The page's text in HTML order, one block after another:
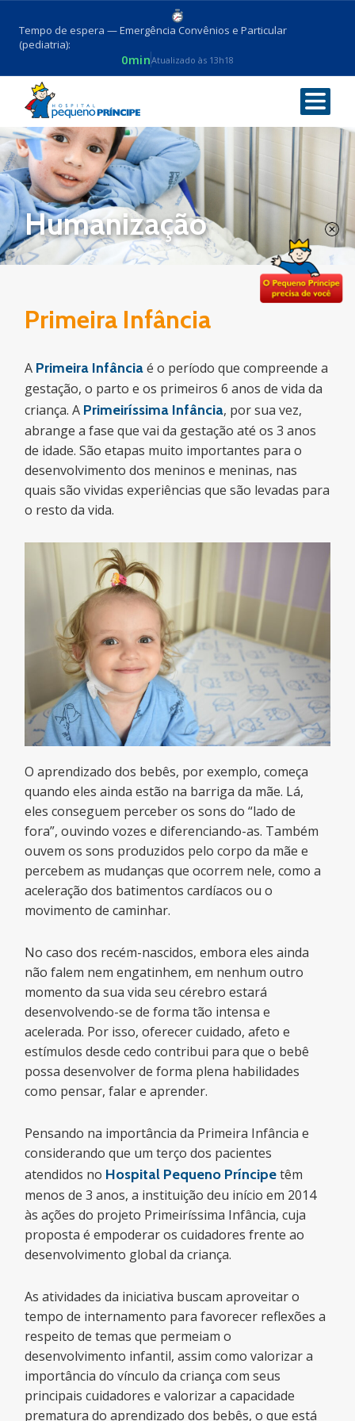
Tempo de espera — Emergência Convênios e Particular
(pediatria):
0minAtualizado às 13h18
Voltar
Humanização
Primeira Infância
A Primeira Infânciaé o período que compreende a
gestação, o parto e os primeiros 6 anos de vida da
criança. A Primeiríssima Infância, por sua vez,
abrange a fase que vai da gestação até os 3 anos
de idade. São etapas muito importantes para o
desenvolvimento dos meninos e meninas, nas
quais são vividas experiências que são levadas para
o resto da vida.
O aprendizado dos bebês, por exemplo, começa
quando eles ainda estão na barriga da mãe. Lá,
eles conseguem perceber os sons do “lado de
fora”, ouvindo vozes e diferenciando-as. Também
ouvem os sons produzidos pelo corpo da mãe e
percebem as mudanças que ocorrem nele, como a
aceleração dos batimentos cardíacos ou o
movimento de caminhar.
No caso dos recém-nascidos, embora eles ainda
não falem nem engatinhem, em nenhum outro
momento da sua vida seu cérebro estará
desenvolvendo-se de forma tão intensa e
acelerada. Por isso, oferecer cuidado, afeto e
estímulos desde cedo contribui para que o bebê
possa desenvolver de forma plena habilidades
como pensar, falar e aprender.
Pensando na importância da Primeira Infância e
considerando que um terço dos pacientes
atendidos no Hospital Pequeno Príncipetêm
menos de 3 anos, a instituição deu início em 2014
às ações do projeto Primeiríssima Infância, cuja
proposta é empoderar os cuidadores frente ao
desenvolvimento global da criança.
As atividades da iniciativa buscam aproveitar o
tempo de internamento para favorecer reflexões a
respeito de temas que permeiam o
desenvolvimento infantil, assim como valorizar a
importância do vínculo da criança com seus
principais cuidadores e valorizar a capacidade
prematura do aprendizado dos bebês, o que está